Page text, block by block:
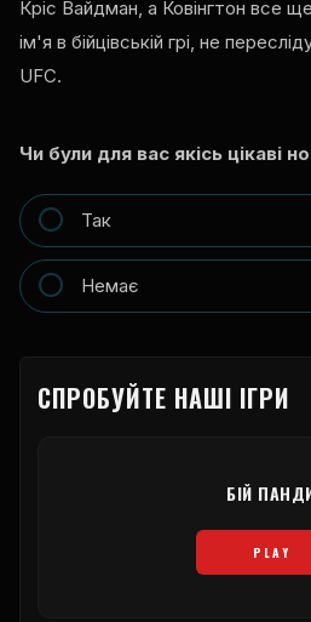
Кріс Вайдман, а Ковінгтон все
ім'я в бійцівській грі, не
UFC.
Чи були для вас якісь цікаві
Так
Немає
СПРОБУЙТЕ НАШІ ІГРИ
БІЙ
PLAY